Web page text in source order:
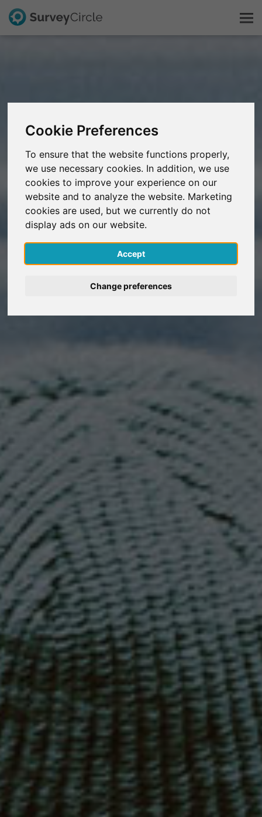
Cookie Preferences
To ensure that the website functions properly,
we use necessary cookies. In addition, we use
cookies to improve your experience on our
website and to analyze the website. Marketing
cookies are used, but we currently do not
display ads on our website.
Accept
Change preferences
Explorer la recherche
FAQ
S'inscrire gratuitement
S'inscrire
English
Deutsch
Nederlands